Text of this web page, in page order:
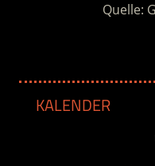
Quelle:
KALENDER